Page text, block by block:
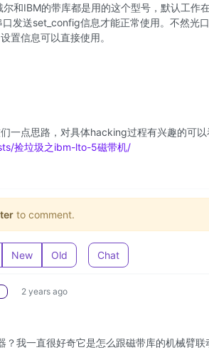
和IBM的带库都是用的这个型号，默认工作
发送set_config信息才能正常使用。不然光
置信息可以直接使用。
一点思路，对具体hacking过程有兴趣的可以
捡垃圾之ibm-lto-5磁带机/
to comment.
New Old Chat
2 years ago
？我一直很好奇它是怎么跟磁带库的机械臂